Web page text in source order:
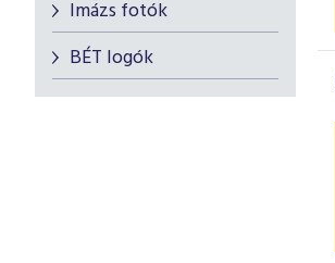
Imázs fotók
BÉT logók